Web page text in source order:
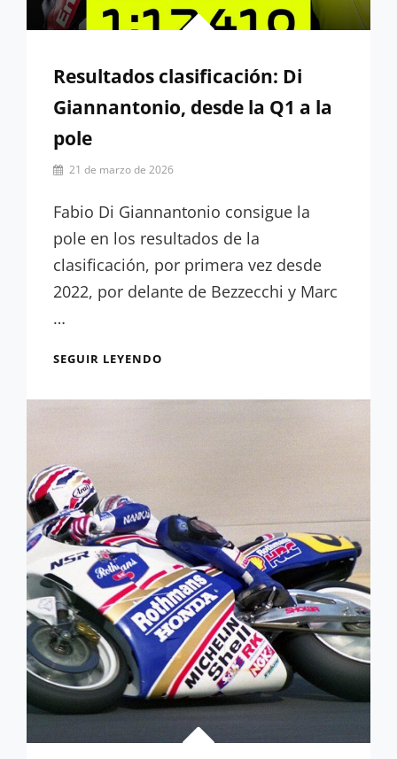
Resultados clasificación: Di
Giannantonio, desde la Q1 a la
pole
Por
López
21 de marzo de 2026
Fabio Di Giannantonio consigue la
pole en los resultados de la
clasificación, por primera vez desde
2022, por delante de Bezzecchi y Marc
…
SEGUIR LEYENDO
POLE